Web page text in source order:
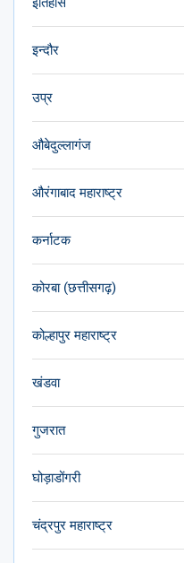
इन्दौर
उप्र
औबेदुल्लागंज
औरंगाबाद महाराष्ट्र
कर्नाटक
कोरबा (छत्तीसगढ़)
कोल्हापुर महाराष्ट्र
खंडवा
गुजरात
घोड़ाडोंगरी
चंद्रपुर महाराष्ट्र